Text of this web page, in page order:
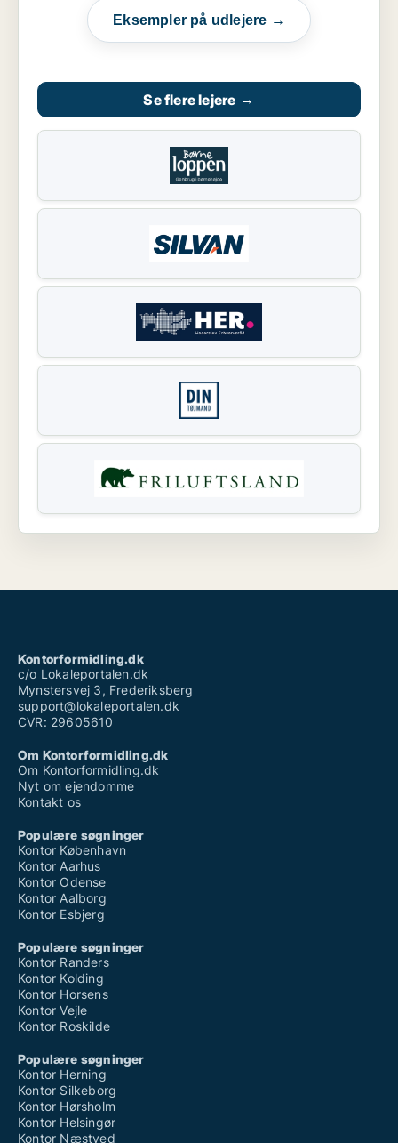
Eksempler på udlejere →
Se flere lejere →
Kontorformidling.dk
c/o Lokaleportalen.dk
Mynstersvej 3, Frederiksberg
support@lokaleportalen.dk
CVR: 29605610
Om Kontorformidling.dk
Om Kontorformidling.dk
Nyt om ejendomme
Kontakt os
Populære søgninger
Kontor København
Kontor Aarhus
Kontor Odense
Kontor Aalborg
Kontor Esbjerg
Populære søgninger
Kontor Randers
Kontor Kolding
Kontor Horsens
Kontor Vejle
Kontor Roskilde
Populære søgninger
Kontor Herning
Kontor Silkeborg
Kontor Hørsholm
Kontor Helsingør
Kontor Næstved